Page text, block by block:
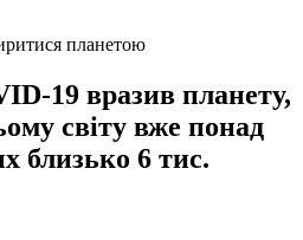
планетою
19 вразив планету,
світу вже понад
близько 6 тис.